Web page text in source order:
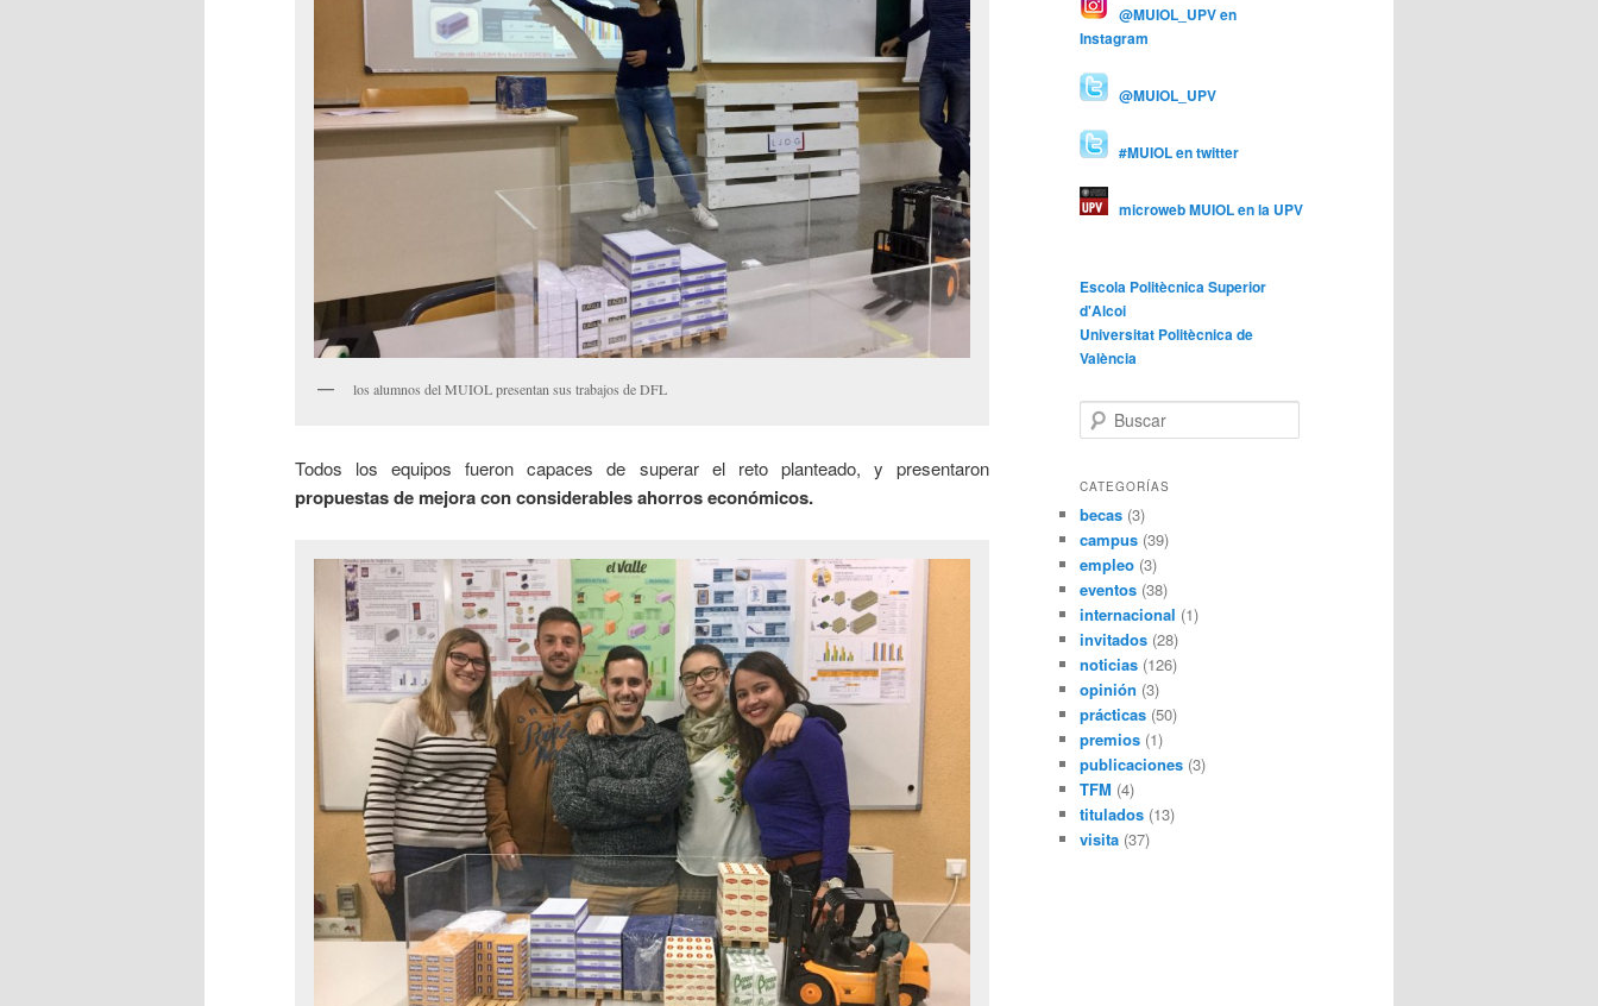
los alumnos del MUIOL presentan sus trabajos de DFL
Todos los equipos fueron capaces de superar el reto planteado, y presentaron
propuestas de mejora con considerables ahorros económicos.
@MUIOL_UPV en
Instagram
@MUIOL_UPV
#MUIOL en twitter
microweb MUIOL en la UPV
Escola Politècnica Superior
d'Alcoi
Universitat Politècnica de
València
u
c
r
CATEGORÍAS
becas (3)
campus (39)
empleo (3)
eventos (38)
internacional (1)
invitados (28)
noticias (126)
opinión (3)
prácticas (50)
premios (1)
publicaciones (3)
TFM (4)
titulados (13)
visita (37)